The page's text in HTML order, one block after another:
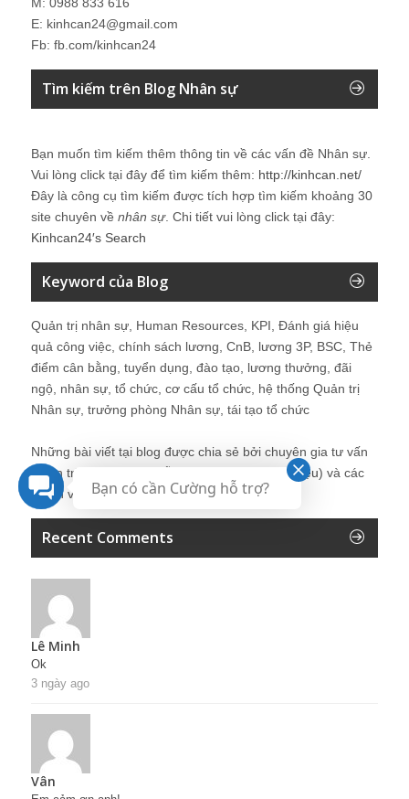
E: kinhcan24@gmail.com
Fb: fb.com/kinhcan24
Tìm kiếm trên Blog Nhân sự
Bạn muốn tìm kiếm thêm thông tin về các vấn đề Nhân sự
Vui lòng click tại đây để tìm kiếm thêm: http://kinhcan.net/
Đây là công cụ tìm kiếm được tích hợp tìm kiếm khoảng 30
site chuyên về nhân sự. Chi tiết vui lòng click tại đây:
Kinhcan24′s Search
Keyword của Blog
Quản trị nhân sự, Human Resources, KPI, Đánh giá hiệu
quả công việc, chính sách lương, CnB, lương 3P, BSC, Thẻ
điểm cân bằng, tuyển dụng, đào tạo, lương thưởng, đãi
ngộ, nhân sự, tổ chức, cơ cấu tổ chức, hệ thống Quản trị
Nhân sự, trưởng phòng Nhân sự, tái tạo tổ chức
Những bài viết tại blog được chia sẻ bởi chuyên gia tư vấn
Quản trị Nhân sự Nguyễn Hùng Cường (
giới thiệu) và các
thành viên khác trong cộng đồng Nhân sự.
Recent Comments
Lê Minh
Ok
3 ngày ago
Vân
Bạn có cần Cường hỗ trợ?